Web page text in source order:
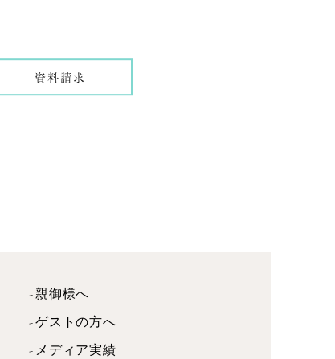
資料請求
親御様へ
ゲストの方へ
メディア実績